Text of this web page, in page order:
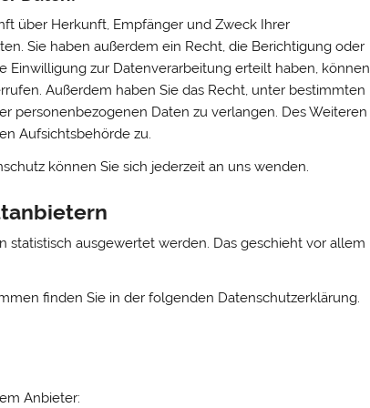
über Herkunft, Empfänger und Zweck Ihrer
Sie haben außerdem ein Recht, die Berichtigung oder
Einwilligung zur Datenverarbeitung erteilt haben, können
Außerdem haben Sie das Recht, unter bestimmten
personenbezogenen Daten zu verlangen. Des Weiteren
Aufsichtsbehörde zu.
können Sie sich jederzeit an uns wenden.
statistisch ausgewertet werden. Das geschieht vor allem
finden Sie in der folgenden Datenschutzerklärung.
Anbieter: